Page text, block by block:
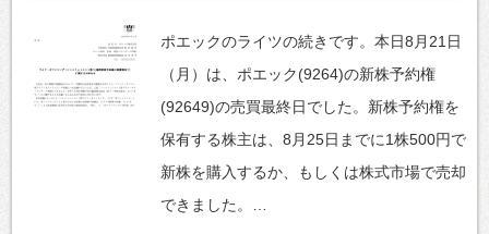
ポエックのライツの続きです。本日8月21日
（月）は、ポエック(9264)の新株予約権
(92649)の売買最終日でした。新株予約権を
保有する株主は、8月25日までに1株500円で
新株を購入するか、もしくは株式市場で売却
できました。…